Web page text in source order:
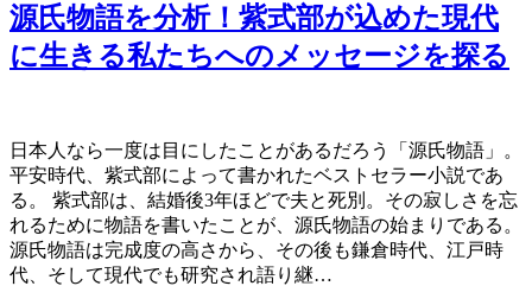
源氏物語を分析！紫式部が込めた現代
に生きる私たちへのメッセージを探る
日本人なら一度は目にしたことがあるだろう「源氏物語」。
平安時代、紫式部によって書かれたベストセラー小説であ
る。 紫式部は、結婚後3年ほどで夫と死別。その寂しさを忘
れるために物語を書いたことが、源氏物語の始まりである。
源氏物語は完成度の高さから、その後も鎌倉時代、江戸時
代、そして現代でも研究され語り継…